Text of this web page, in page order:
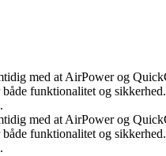
med at AirPower og
funktionalitet og sikkerhed.
med at AirPower og
funktionalitet og sikkerhed.